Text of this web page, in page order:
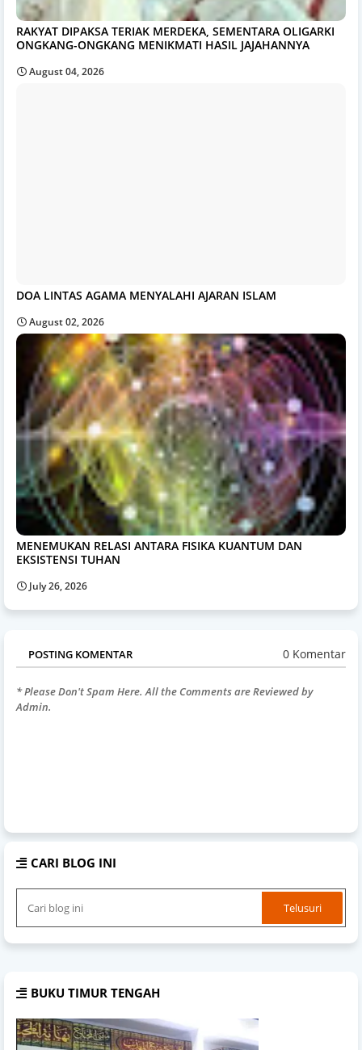
RAKYAT DIPAKSA TERIAK MERDEKA, SEMENTARA OLIGARKI
ONGKANG-ONGKANG MENIKMATI HASIL JAJAHANNYA
August 04, 2026
DOA LINTAS AGAMA MENYALAHI AJARAN ISLAM
August 02, 2026
MENEMUKAN RELASI ANTARA FISIKA KUANTUM DAN
EKSISTENSI TUHAN
July 26, 2026
POSTING KOMENTAR 0 Komentar
* Please Don't Spam Here. All the Comments are Reviewed by
Admin.
CARI BLOG INI
BUKU TIMUR TENGAH